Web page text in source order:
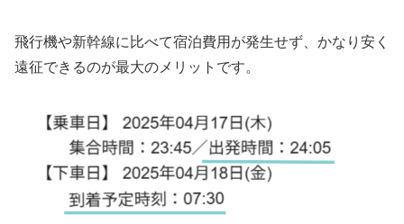
飛行機や新幹線に比べて宿泊費用が発生せず、かなり安く
遠征できるのが最大のメリットです。